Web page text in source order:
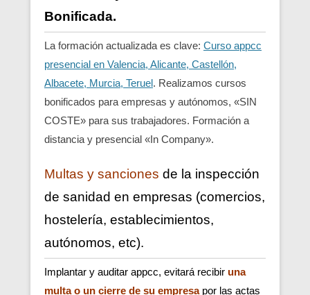
Bonificada.
La formación actualizada es clave: Curso appcc
presencial en Valencia, Alicante, Castellón,
Albacete, Murcia, Teruel. Realizamos cursos
bonificados para empresas y autónomos, «SIN
COSTE» para sus trabajadores. Formación a
distancia y presencial «In Company».
Multas y sanciones de la inspección
de sanidad en empresas (comercios,
hostelería, establecimientos,
autónomos, etc).
Implantar y auditar appcc, evitará recibir una
multa o un cierre de su empresa por las actas